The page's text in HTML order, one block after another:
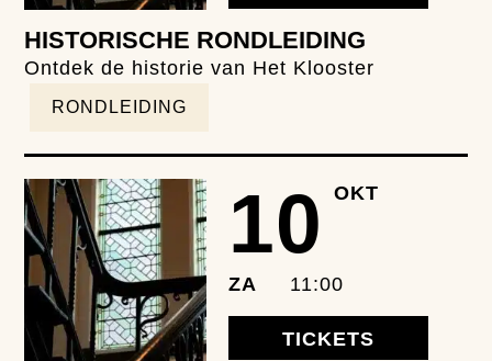
HISTORISCHE RONDLEIDING
Ontdek de historie van Het Klooster
RONDLEIDING
10 OKT
ZA 11:00
TICKETS